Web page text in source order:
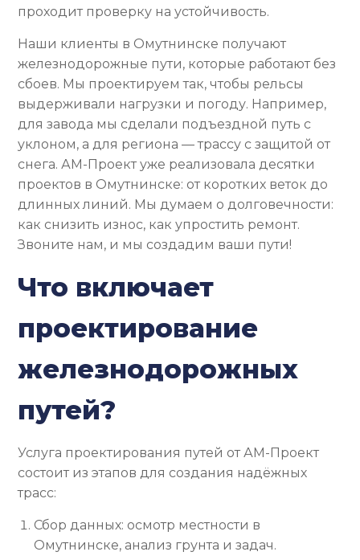
проходит проверку на устойчивость.
Наши клиенты в Омутнинске получают
железнодорожные пути, которые работают без
сбоев. Мы проектируем так, чтобы рельсы
выдерживали нагрузки и погоду. Например,
для завода мы сделали подъездной путь с
уклоном, а для региона — трассу с защитой от
снега. АМ-Проект уже реализовала десятки
проектов в Омутнинске: от коротких веток до
длинных линий. Мы думаем о долговечности:
как снизить износ, как упростить ремонт.
Звоните нам, и мы создадим ваши пути!
Что включает
проектирование
железнодорожных
путей?
Услуга проектирования путей от АМ-Проект
состоит из этапов для создания надёжных
трасс:
Сбор данных: осмотр местности в
Омутнинске, анализ грунта и задач.